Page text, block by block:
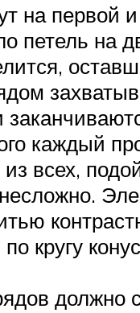
на первой
петель на
каждый
всех,
кругу
должно